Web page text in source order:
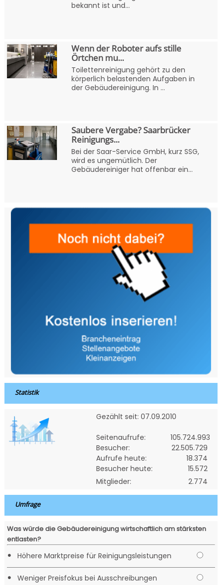
bekannt ist und...
Wenn der Roboter aufs stille
Örtchen mu...
Toilettenreinigung gehört zu den
körperlich belastenden Aufgaben in
der Gebäudereinigung. In ...
Saubere Vergabe? Saarbrücker
Reinigungs...
Bei der Saar-Service GmbH, kurz SSG,
wird es ungemütlich. Der
Gebäudereiniger hat offenbar ein...
Statistik
Gezählt seit: 07.09.2010
Seitenaufrufe:
105.724.993
Besucher:
22.505.729
Aufrufe heute:
18.374
Besucher heute:
15.572
Mitglieder:
2.774
Umfrage
Was würde die Gebäudereinigung wirtschaftlich am stärksten
entlasten?
• Höhere Marktpreise für Reinigungsleistungen
• Weniger Preisfokus bei Ausschreibungen